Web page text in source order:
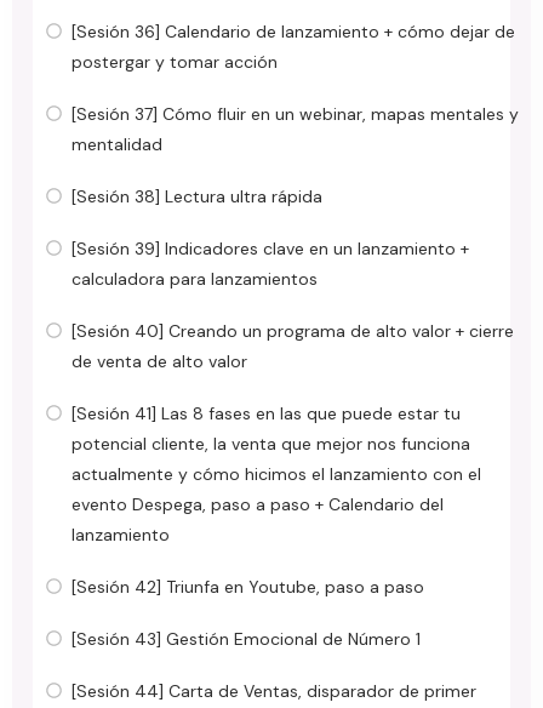
[Sesión 36] Calendario de lanzamiento + cómo dejar de
postergar y tomar acción
[Sesión 37] Cómo fluir en un webinar, mapas mentales y
mentalidad
[Sesión 38] Lectura ultra rápida
[Sesión 39] Indicadores clave en un lanzamiento +
calculadora para lanzamientos
[Sesión 40] Creando un programa de alto valor + cierre
de venta de alto valor
[Sesión 41] Las 8 fases en las que puede estar tu
potencial cliente, la venta que mejor nos funciona
actualmente y cómo hicimos el lanzamiento con el
evento Despega, paso a paso + Calendario del
lanzamiento
[Sesión 42] Triunfa en Youtube, paso a paso
[Sesión 43] Gestión Emocional de Número 1
[Sesión 44] Carta de Ventas, disparador de primer